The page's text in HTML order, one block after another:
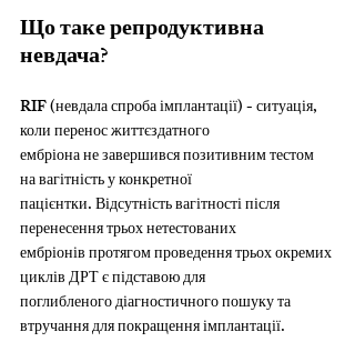
Що таке репродуктивна
невдача?
RIF (невдала спроба імплантації) - ситуація,
коли перенос життєздатного
ембріона не завершився позитивним тестом
на вагітність у конкретної
пацієнтки. Відсутність вагітності після
перенесення трьох нетестованих
ембріонів протягом проведення трьох окремих
циклів ДРТ є підставою для
поглибленого діагностичного пошуку та
втручання для покращення імплантації.